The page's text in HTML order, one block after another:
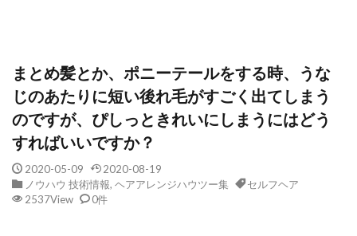
まとめ髪とか、ポニーテールをする時、うな
じのあたりに短い後れ毛がすごく出てしまう
のですが、ぴしっときれいにしまうにはどう
すればいいですか？
2020-05-09
2020-08-19
ノウハウ 技術情報, ヘアアレンジハウツー集
セルフヘア
2537View
0件